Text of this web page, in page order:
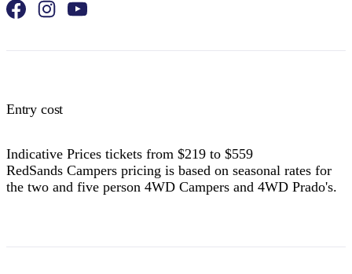
Entry cost
Indicative Prices tickets from $219 to $559
RedSands Campers pricing is based on seasonal rates for
the two and five person 4WD Campers and 4WD Prado's.